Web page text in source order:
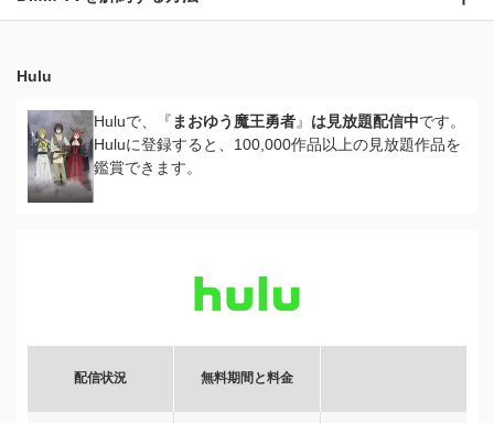
Hulu
Huluで、『 まおゆう魔王勇者』 は見放題配信中です。
Huluに登録すると、100,000作品以上の見放題作品を
鑑賞できます。
配信状況 無料期間と料金